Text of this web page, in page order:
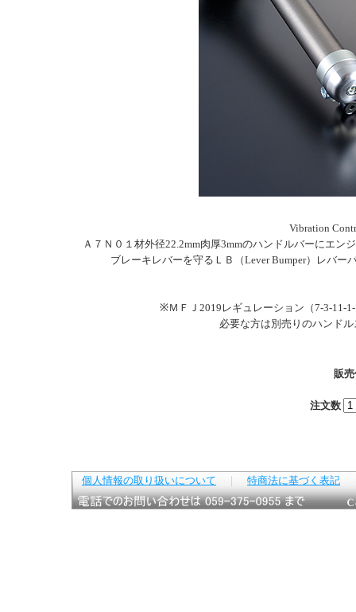
Vibration
Ａ７Ｎ０１材外径22.2mm肉厚3mmのハンドルバーにエ
ブレーキレバーを守るＬＢ（Lever Bumper）レバ
※ＭＦＪ2019レギュレーション（7-3-11-
必要な方は別売りのハンド
販
注文数
個人情報の取り扱いについて 特商法に基づく表記